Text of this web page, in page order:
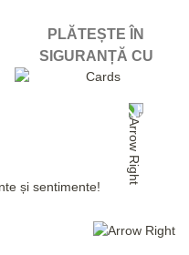
PLĂTEȘTE ÎN
SIGURANȚĂ CU
și sentimente!